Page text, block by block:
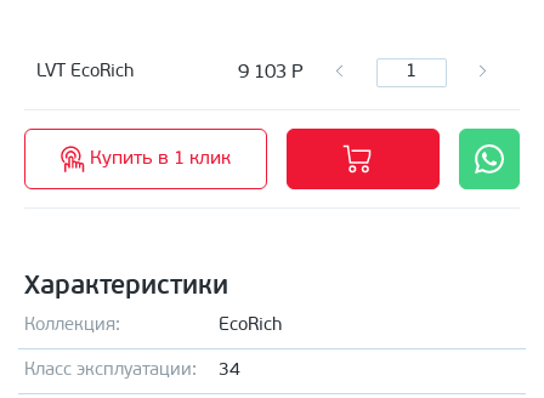
LVT EcoRich 9 103 Р
Купить в 1 клик
Характеристики
Коллекция: EcoRich
Класс эксплуатации: 34